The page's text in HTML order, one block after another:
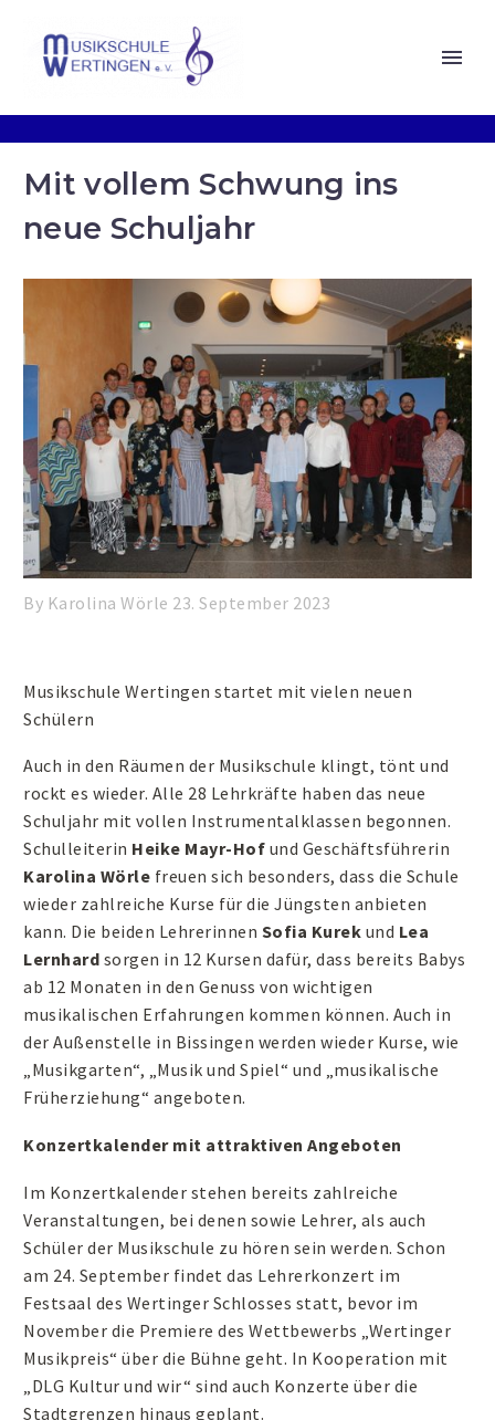
Mit vollem Schwung ins
neue Schuljahr
By Karolina Wörle 23. September 2023
Musikschule Wertingen startet mit vielen neuen
Schülern
Auch in den Räumen der Musikschule klingt, tönt und
rockt es wieder. Alle 28 Lehrkräfte haben das neue
Schuljahr mit vollen Instrumentalklassen begonnen.
Schulleiterin Heike Mayr-Hof und Geschäftsführerin
Karolina Wörle freuen sich besonders, dass die Schule
wieder zahlreiche Kurse für die Jüngsten anbieten
kann. Die beiden Lehrerinnen Sofia Kurek und Lea
Lernhard sorgen in 12 Kursen dafür, dass bereits Babys
ab 12 Monaten in den Genuss von wichtigen
musikalischen Erfahrungen kommen können. Auch in
der Außenstelle in Bissingen werden wieder Kurse, wie
„Musikgarten“, „Musik und Spiel“ und „musikalische
Früherziehung“ angeboten.
Konzertkalender mit attraktiven Angeboten
Im Konzertkalender stehen bereits zahlreiche
Veranstaltungen, bei denen sowie Lehrer, als auch
Schüler der Musikschule zu hören sein werden. Schon
am 24. September findet das Lehrerkonzert im
Festsaal des Wertinger Schlosses statt, bevor im
November die Premiere des Wettbewerbs „Wertinger
Musikpreis“ über die Bühne geht. In Kooperation mit
„DLG Kultur und wir“ sind auch Konzerte über die
Stadtgrenzen hinaus geplant.